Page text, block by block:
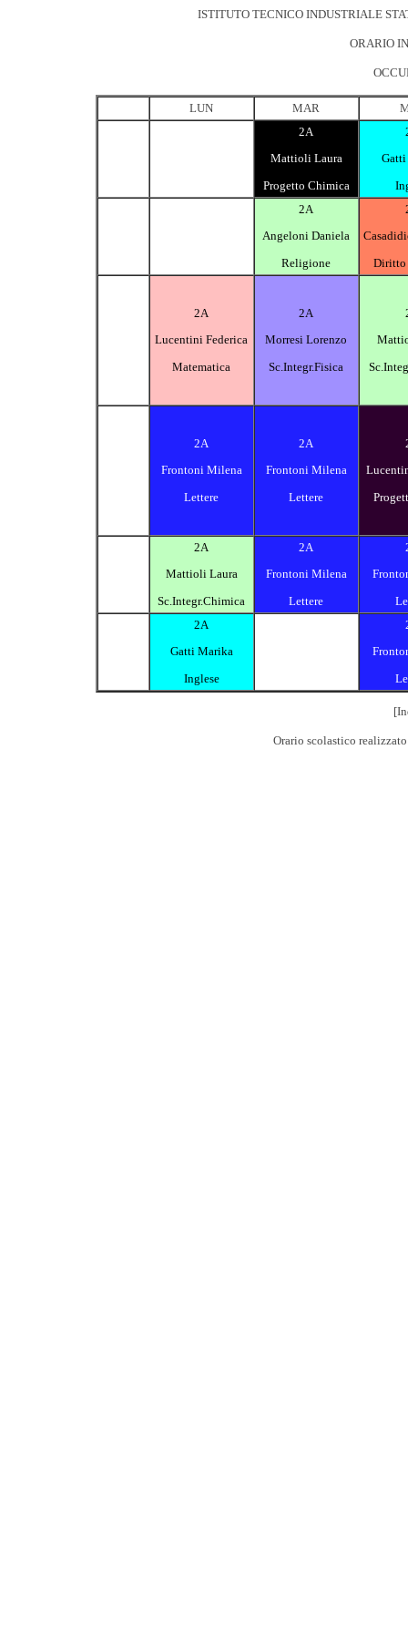
ISTITUTO TECNICO INDUSTRIALE
ORARIO
LUN MAR
2A
Mattioli Laura
Progetto Chimica
2A
Angeloni Daniela
Religione
Diritto
2A
Lucentini Federica
Matematica
2A
Morresi Lorenzo
Sc.Integr.Fisica
2A
Frontoni Milena
Lettere
2A
Frontoni Milena
Lettere
2A
Mattioli Laura
Sc.Integr.Chimica
2A
Frontoni Milena
Lettere
2A
Gatti Marika
Inglese
Orario scolastico